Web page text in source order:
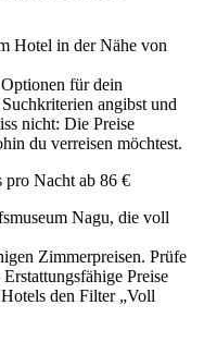
Hotel in der Nähe von
für dein
angibst und
nicht: Die Preise
du verreisen möchtest.
pro Nacht ab 86 €
Nagu, die voll
Zimmerpreisen. Prüfe
Preise
den Filter „Voll